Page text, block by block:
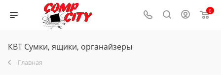
0
КВТ Сумки, ящики, органайзеры
Главная